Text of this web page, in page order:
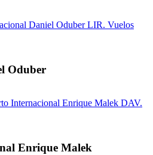
Daniel Oduber LIR. Vuelos
Oduber
Internacional Enrique Malek DAV.
Enrique Malek